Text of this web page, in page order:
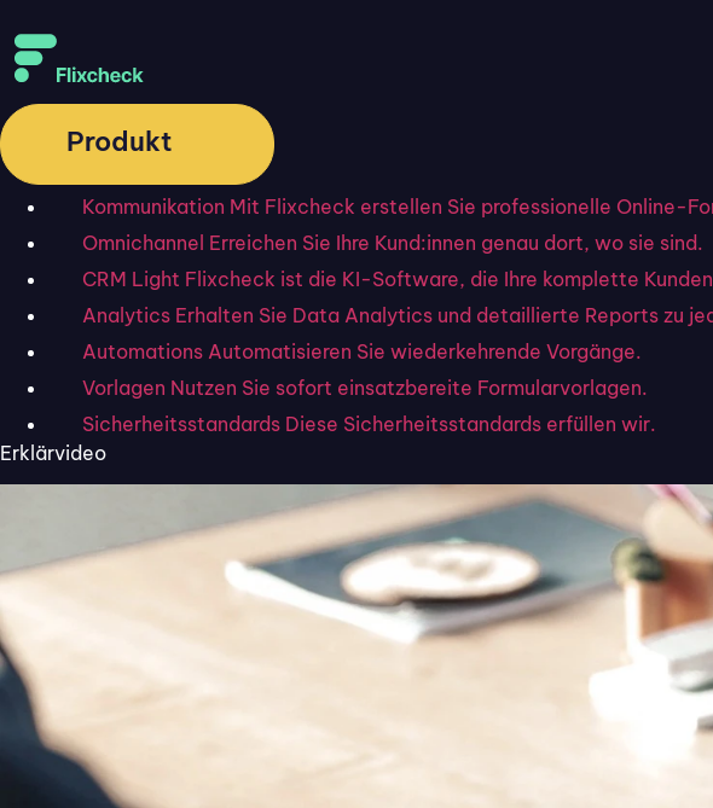
Produkt
Kommunikation Mit Flixcheck erstellen Sie professionelle Online-
Omnichannel Erreichen Sie Ihre Kund:innen genau dort, wo sie sind.
CRM Light Flixcheck ist die KI-Software, die Ihre komplette
Analytics Erhalten Sie Data Analytics und detaillierte Reports zu
Automations Automatisieren Sie wiederkehrende Vorgänge.
Vorlagen Nutzen Sie sofort einsatzbereite Formularvorlagen.
Sicherheitsstandards Diese Sicherheitsstandards erfüllen wir.
Erklärvideo
»Blog»10 Low-Code-Plattformen im
10 Low-Code-
16. August 2023
Programmierer:innen sind entweder
von Fachkräften aus dem Ausland
Digitalisierungsnachfrage von